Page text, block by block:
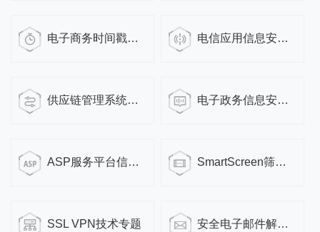
电子商务时间戳服务解决方案 电信应用信息安全解决方案
供应链管理系统信息安全解决方案 电子政务信息安全解决方案
ASP服务平台信息安全解决方案 SmartScreen筛选器拦截提示分析解决方案
SSL VPN技术专题 安全电子邮件解决方案